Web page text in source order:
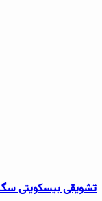
تشویقی بیسکویتی